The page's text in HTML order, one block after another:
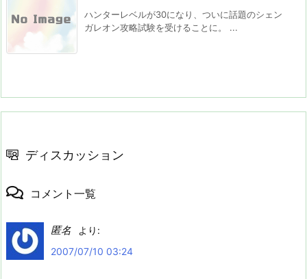
ハンターレベルが30になり、ついに話題のシェン
ガレオン攻略試験を受けることに。 ...
ディスカッション
コメント一覧
匿名
より:
2007/07/10 03:24